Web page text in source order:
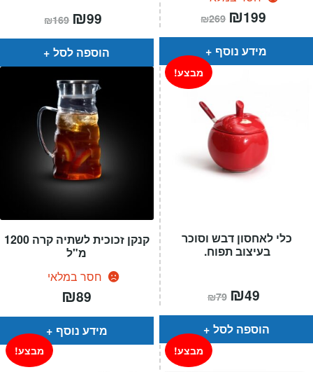
₪169 המחיר
המקורי
היה:
₪169.
₪99
הוא:
הוספה לסל
₪269 המחיר
המקורי
היה:
₪269.
₪199
הוא:
מידע נוסף
קנקן זכוכית לשתיה קרה 1200
מ"ל
חסר במלאי
₪89
מידע נוסף
כלי לאחסון דבש וסוכר
בעיצוב תפוח.
מבצע!
₪79 המחיר
המקורי
היה:
₪79.
₪49
הוא:
הוספה לסל
מבצע! מבצע!